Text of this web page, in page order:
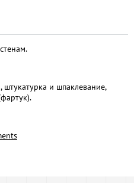
штукатурка и шпаклевание,